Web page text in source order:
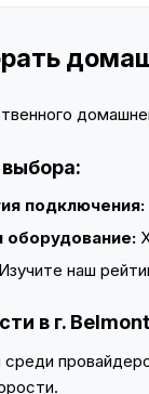
подключения:
оборудование:
Изучите наш
в г.
среди